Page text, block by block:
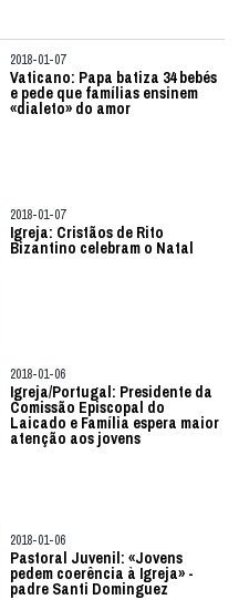
2018-01-07
Vaticano: Papa batiza 34 bebés
e pede que famílias ensinem
«dialeto» do amor
2018-01-07
Igreja: Cristãos de Rito
Bizantino celebram o Natal
2018-01-06
Igreja/Portugal: Presidente da
Comissão Episcopal do
Laicado e Família espera maior
atenção aos jovens
2018-01-06
Pastoral Juvenil: «Jovens
pedem coerência à Igreja» -
padre Santi Dominguez